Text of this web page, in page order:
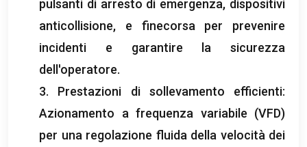
pulsanti di arresto di emergenza, dispositivi
anticollisione, e finecorsa per prevenire
incidenti e garantire la sicurezza
dell'operatore.
3. Prestazioni di sollevamento efficienti:
Azionamento a frequenza variabile (VFD)
per una regolazione fluida della velocità dei